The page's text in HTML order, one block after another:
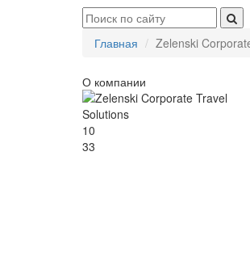
Главная Zelenski
О компании
10
33